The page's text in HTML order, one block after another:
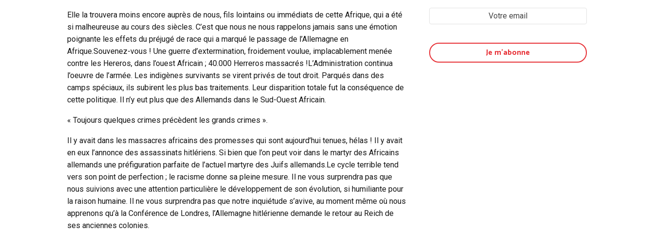
Elle la trouvera moins encore auprès de nous, fils lointains ou immédiats de cette Afrique, qui a été
si malheureuse au cours des siècles. C’est que nous ne nous rappelons jamais sans une émotion
poignante les effets du préjugé de race qui a marqué le passage de l’Allemagne en
Afrique.Souvenez-vous ! Une guerre d’extermination, froidement voulue, implacablement menée
contre les Hereros, dans l’ouest Africain ; 40.000 Herreros massacrés !L’Administration continua
l’oeuvre de l’armée. Les indigènes survivants se virent privés de tout droit. Parqués dans des
camps spéciaux, ils subirent les plus bas traitements. Leur disparition totale fut la conséquence de
cette politique. Il n’y eut plus que des Allemands dans le Sud-Ouest Africain.
« Toujours quelques crimes précèdent les grands crimes ».
Il y avait dans les massacres africains des promesses qui sont aujourd’hui tenues, hélas ! Il y avait
en eux l’annonce des assassinats hitlériens. Si bien que l’on peut voir dans le martyr des Africains
allemands une préfiguration parfaite de l’actuel martyre des Juifs allemands.Le cycle terrible tend
vers son point de perfection ; le racisme donne sa pleine mesure. Il ne vous surprendra pas que
nous suivions avec une attention particulière le développement de son évolution, si humiliante pour
la raison humaine. Il ne vous surprendra pas que notre inquiétude s’avive, au moment même où nous
apprenons qu’à la Conférence de Londres, l’Allemagne hitlérienne demande le retour au Reich de
ses anciennes colonies.